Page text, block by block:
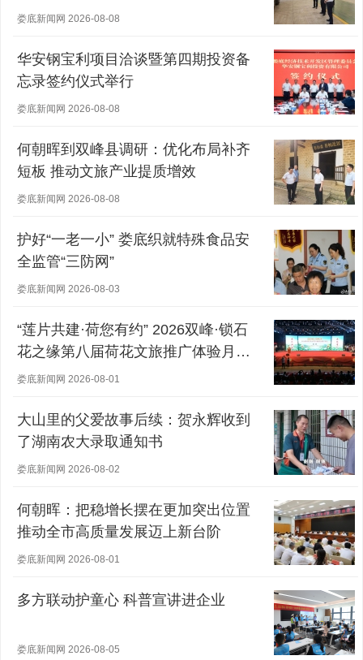
营主体稳健发展
娄底新闻网 2026-08-08
华安钢宝利项目洽谈暨第四期投资备
忘录签约仪式举行
娄底新闻网 2026-08-08
何朝晖到双峰县调研：优化布局补齐
短板 推动文旅产业提质增效
娄底新闻网 2026-08-08
护好“一老一小” 娄底织就特殊食品安
全监管“三防网”
娄底新闻网 2026-08-03
“莲片共建·荷您有约” 2026双峰·锁石
花之缘第八届荷花文旅推广体验月盛
大开幕
娄底新闻网 2026-08-01
大山里的父爱故事后续：贺永辉收到
了湖南农大录取通知书
娄底新闻网 2026-08-02
何朝晖：把稳增长摆在更加突出位置
推动全市高质量发展迈上新台阶
娄底新闻网 2026-08-01
多方联动护童心 科普宣讲进企业
娄底新闻网 2026-08-05